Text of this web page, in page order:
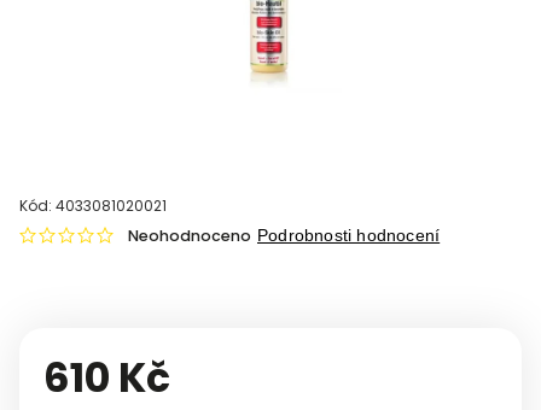
Kód: 4033081020021
Neohodnoceno Podrobnosti hodnocení
610 Kč